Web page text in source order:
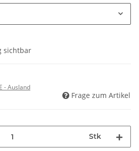
sichtbar
- Ausland
Frage zum Artikel
Stk